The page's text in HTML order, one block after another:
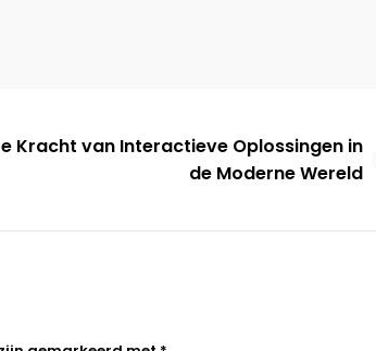
Kracht van Interactieve Oplossingen in
de Moderne Wereld